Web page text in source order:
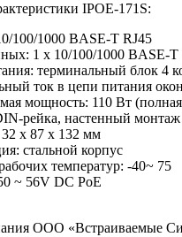
IPOE-171S:
100/1000 BASE-T RJ45
1 x 10/100/1000 BASE-T
терминальный блок 4
ток в цепи питания
мощность: 110 Вт
рейка, настенный монтаж
x 87 x 132 мм
стальной корпус
температур: -40~ 75
~ 56V DC PoE
ООО «Встраиваемые